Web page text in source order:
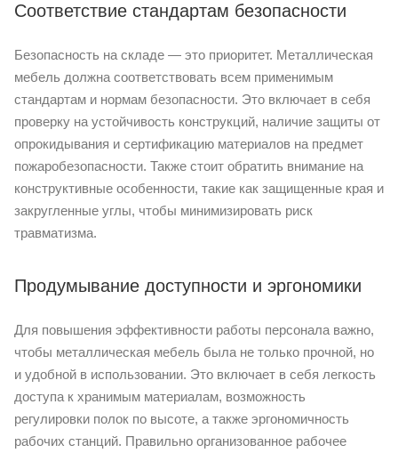
Соответствие стандартам безопасности
Безопасность на складе — это приоритет. Металлическая
мебель должна соответствовать всем применимым
стандартам и нормам безопасности. Это включает в себя
проверку на устойчивость конструкций, наличие защиты от
опрокидывания и сертификацию материалов на предмет
пожаробезопасности. Также стоит обратить внимание на
конструктивные особенности, такие как защищенные края и
закругленные углы, чтобы минимизировать риск
травматизма.
Продумывание доступности и эргономики
Для повышения эффективности работы персонала важно,
чтобы металлическая мебель была не только прочной, но
и удобной в использовании. Это включает в себя легкость
доступа к хранимым материалам, возможность
регулировки полок по высоте, а также эргономичность
рабочих станций. Правильно организованное рабочее